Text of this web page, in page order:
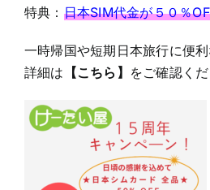
特典： 日本SIM代金が５０％
一時帰国や短期日本旅行に便
詳細は 【こちら】 をご確認くだ